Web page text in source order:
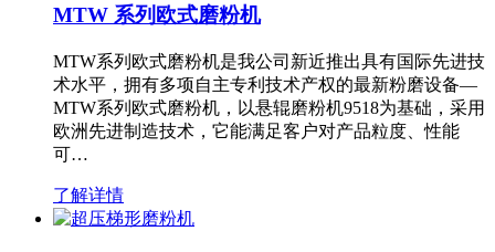
MTW 系列欧式磨粉机
MTW系列欧式磨粉机是我公司新近推出具有国际先进技
术水平，拥有多项自主专利技术产权的最新粉磨设备—
MTW系列欧式磨粉机，以悬辊磨粉机9518为基础，采用
欧洲先进制造技术，它能满足客户对产品粒度、性能
可…
了解详情